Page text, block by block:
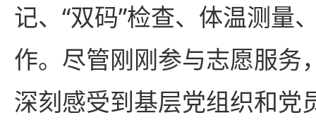
记、“双码”检查、体温测量
作。尽管刚刚参与志愿服务
深刻感受到基层党组织和党